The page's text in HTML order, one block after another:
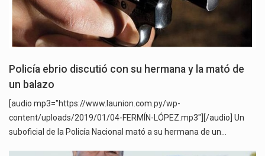
Policía ebrio discutió con su hermana y la mató de
un balazo
[audio mp3="https://www.launion.com.py/wp-
content/uploads/2019/01/04-FERMÍN-LÓPEZ.mp3"][/audio] Un
suboficial de la Policía Nacional mató a su hermana de un…